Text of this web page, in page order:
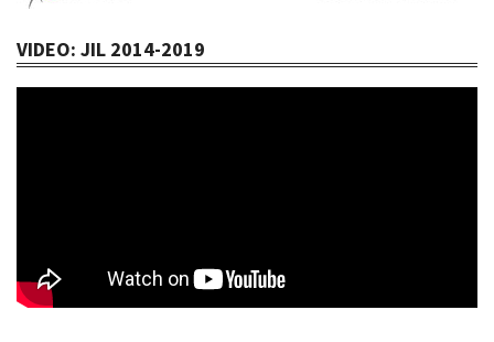
VIDEO: JIL 2014-2019